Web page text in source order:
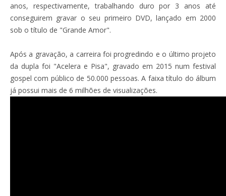
anos, respectivamente, trabalhando duro por 3 anos até
conseguirem gravar o seu primeiro DVD, lançado em 2000
sob o título de "Grande Amor".
Após a gravação, a carreira foi progredindo e o último projeto
da dupla foi "Acelera e Pisa", gravado em 2015 num festival
gospel com público de 50.000 pessoas. A faixa título do álbum
já possui mais de 6 milhões de visualizações.